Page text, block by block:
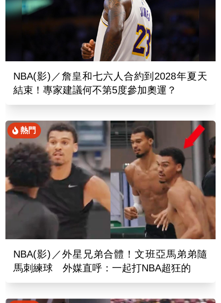
NBA(影)／詹皇和七六人合約到2028年夏天
結束！專家建議何不第5度參加奧運？
熱門
NBA(影)／外星兄弟合體！文班亞馬弟弟隨
馬刺練球 外媒直呼：一起打NBA超狂的